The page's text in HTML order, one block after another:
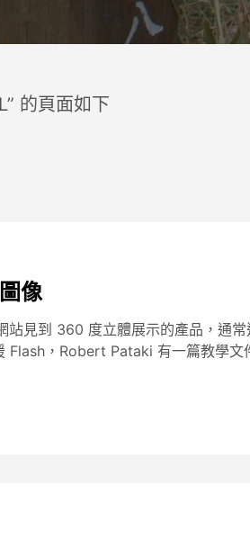
的頁面如下
像
站見到 360 度立體展示的產品，通
Flash，Robert Pataki 有一篇教學